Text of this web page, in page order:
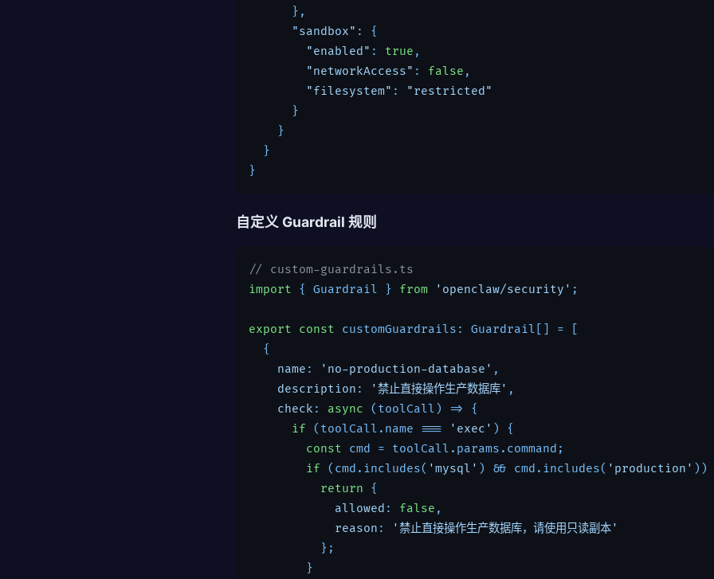
      },
"sandbox" : {
"enabled" : true ,
"networkAccess" : false ,
"filesystem" :
"restricted"
      }
    }
  }
}
自定义 Guardrail 规则
// custom-guardrails.ts
import { Guardrail } from 'openclaw/security' ;
export const customGuardrails: Guardrail[] = [
  {
name : 'no-production-database' ,
description : '禁止直接操作生产数据库' ,
check : async (toolCall) => {
if (toolCall.name === 'exec' ) {
const cmd = toolCall.params.command;
if (cmd.includes( 'mysql' ) && cmd.includes( 'production' ))
return {
allowed : false ,
reason :
'禁止直接操作生产数据库，请使用只读副本'
          };
        }